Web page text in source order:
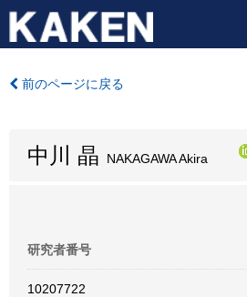
前のページに戻る
中川 晶 NAKAGAWA Akira
研究者番号
10207722